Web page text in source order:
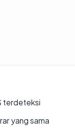
terdeteksi
yang sama